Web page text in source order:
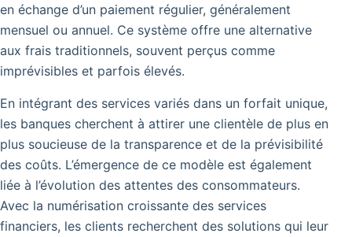
en échange d’un paiement régulier, généralement
mensuel ou annuel. Ce système offre une alternative
aux frais traditionnels, souvent perçus comme
imprévisibles et parfois élevés.
En intégrant des services variés dans un forfait unique,
les banques cherchent à attirer une clientèle de plus en
plus soucieuse de la transparence et de la prévisibilité
des coûts. L’émergence de ce modèle est également
liée à l’évolution des attentes des consommateurs.
Avec la numérisation croissante des services
financiers, les clients recherchent des solutions qui leur